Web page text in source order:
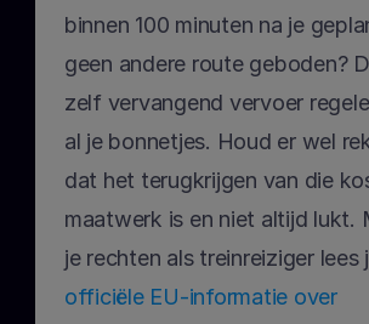
binnen 100 minuten na je
geen andere route geboden?
zelf vervangend vervoer
al je bonnetjes. Houd er wel
dat het terugkrijgen van die
maatwerk is en niet altijd lukt.
officiële EU-informatie over